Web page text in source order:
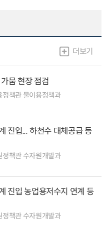
더보기
뭄 현장 점검
책관 물이용정책과
진입... 하천수 대체공급 등
책관 수자원개발과
진입 농업용저수지 연계 등
책관 수자원개발과